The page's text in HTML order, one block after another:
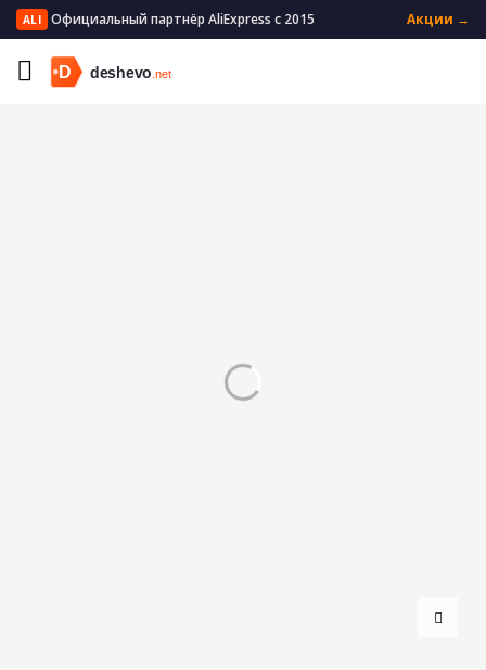
ALI Официальный партнёр AliExpress с 2015 Акции →
Главная Мужская одежда
Мужские трусы боксеры